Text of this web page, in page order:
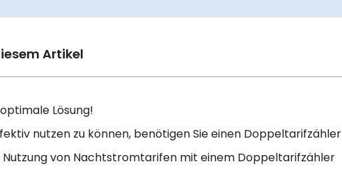
Artikel
Lösung!
nutzen zu können, benötigen Sie einen Doppeltarifzähler
Nutzung von Nachtstromtarifen mit einem Doppeltarifzähler